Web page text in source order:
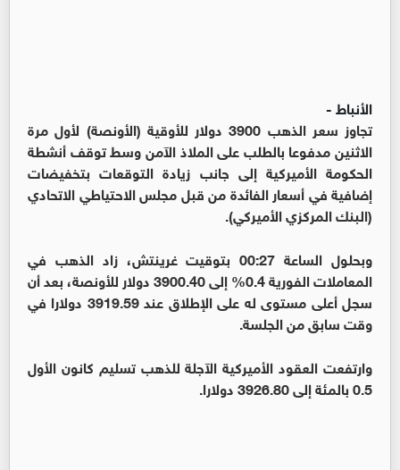
الأنباط -
تجاوز سعر الذهب 3900 دولار للأوقية (الأونصة) لأول مرة
الاثنين مدفوعا بالطلب على الملاذ الآمن وسط توقف أنشطة
الحكومة الأميركية إلى جانب زيادة التوقعات بتخفيضات
إضافية في أسعار الفائدة من قبل مجلس الاحتياطي الاتحادي
(البنك المركزي الأميركي).
وبحلول الساعة 00:27 بتوقيت غرينتش، زاد الذهب في
المعاملات الفورية 0.4% إلى 3900.40 دولار للأونصة، بعد أن
سجل أعلى مستوى له على الإطلاق عند 3919.59 دولارا في
وقت سابق من الجلسة.
وارتفعت العقود الأميركية الآجلة للذهب تسليم كانون الأول
0.5 بالمئة إلى 3926.80 دولارا.